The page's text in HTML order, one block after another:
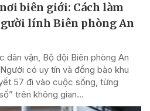
biên giới: Cách làm
lính Biên phòng An
dân vận, Bộ đội Biên phòng An
có uy tín và đồng bào khu
57 đi vào cuộc sống, từng
trên không gian...